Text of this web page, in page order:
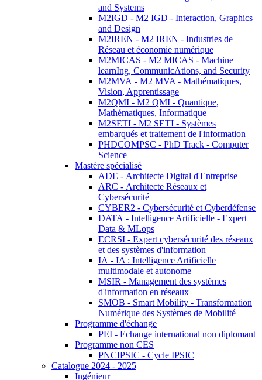
and Systems
M2IGD - M2 IGD - Interaction, Graphics
and Design
M2IREN - M2 IREN - Industries de
Réseau et économie numérique
M2MICAS - M2 MICAS - Machine
learnIng, CommunicAtions, and Security
M2MVA - M2 MVA - Mathématiques,
Vision, Apprentissage
M2QMI - M2 QMI - Quantique,
Mathématiques, Informatique
M2SETI - M2 SETI - Systèmes
embarqués et traitement de l'information
PHDCOMPSC - PhD Track - Computer
Science
Mastère spécialisé
ADE - Architecte Digital d'Entreprise
ARC - Architecte Réseaux et
Cybersécurité
CYBER2 - Cybersécurité et Cyberdéfense
DATA - Intelligence Artificielle - Expert
Data & MLops
ECRSI - Expert cybersécurité des réseaux
et des systèmes d'information
IA - IA : Intelligence Artificielle
multimodale et autonome
MSIR - Management des systèmes
d'information en réseaux
SMOB - Smart Mobility - Transformation
Numérique des Systèmes de Mobilité
Programme d'échange
PEI - Echange international non diplomant
Programme non CES
PNCIPSIC - Cycle IPSIC
Catalogue 2024 - 2025
Ingénieur